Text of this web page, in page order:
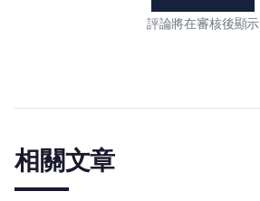
評論將在審核後顯示
相關文章